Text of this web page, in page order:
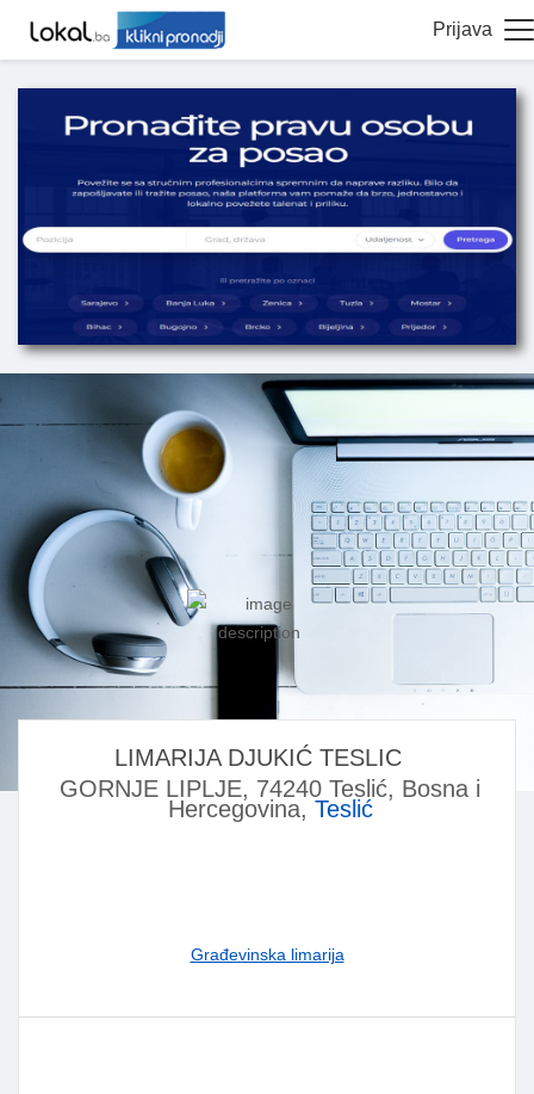
Prijava
LIMARIJA DJUKIĆ TESLIC
GORNJE LIPLJE, 74240 Teslić, Bosna i
Hercegovina, Teslić
Građevinska limarija